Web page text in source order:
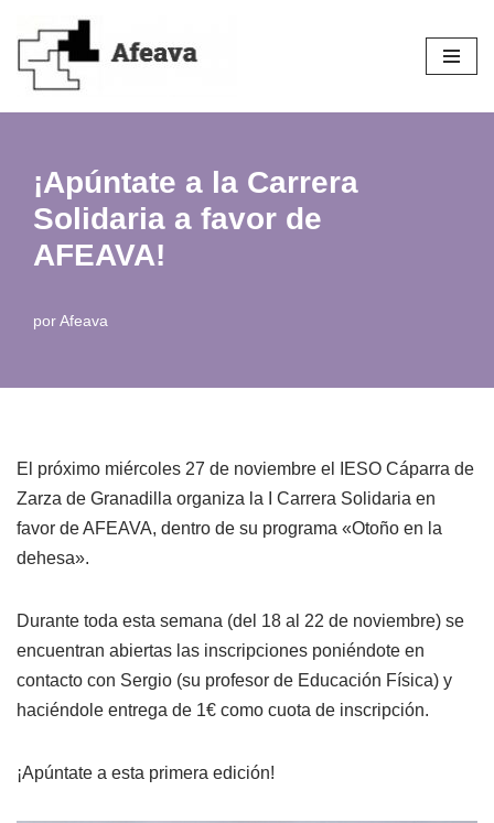
Saltar
¡Apúntate a la Carrera
Solidaria a favor de
AFEAVA!
porAfeava
El próximo miércoles 27 de noviembre el IESO Cáparra de
Zarza de Granadilla organiza la I Carrera Solidaria en
favor de AFEAVA, dentro de su programa «Otoño en la
dehesa».
Durante toda esta semana (del 18 al 22 de noviembre) se
encuentran abiertas las inscripciones poniéndote en
contacto con Sergio (su profesor de Educación Física) y
haciéndole entrega de 1€ como cuota de inscripción.
¡Apúntate a esta primera edición!